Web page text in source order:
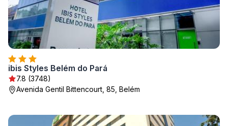
ibis Styles Belém do Pará
7.8 (3748)
Avenida Gentil Bittencourt, 85, Belém